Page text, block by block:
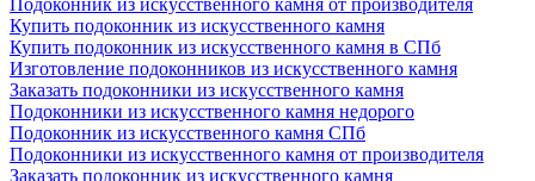
Подоконник из искусственного камня от производителя
Купить подоконник из искусственного камня
Купить подоконник из искусственного камня в СПб
Изготовление подоконников из искусственного камня
Заказать подоконники из искусственного камня
Подоконники из искусственного камня недорого
Подоконник из искусственного камня СПб
Подоконники из искусственного камня от производителя
Заказать подоконник из искусственного камня